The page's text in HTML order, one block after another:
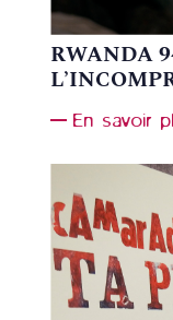
RWANDA
En savoir